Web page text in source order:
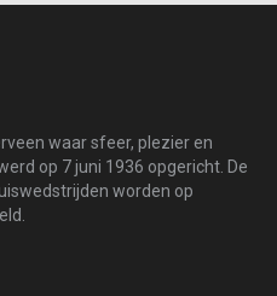
waar sfeer, plezier en
op 7 juni 1936 opgericht. De
worden op